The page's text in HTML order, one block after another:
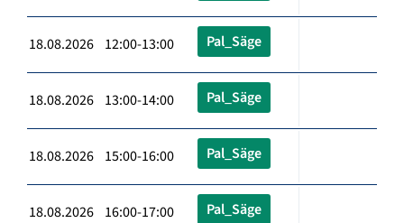
18.08.2026 12:00-13:00 Pal_Säge
18.08.2026 13:00-14:00 Pal_Säge
18.08.2026 15:00-16:00 Pal_Säge
18.08.2026 16:00-17:00 Pal_Säge